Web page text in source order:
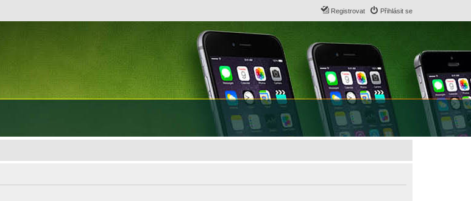
Přihlásit se
Registrovat